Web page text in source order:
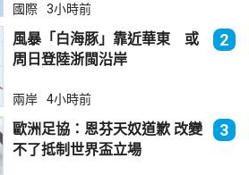
國際 3小時前
風暴「白海豚」靠近華東 或
周日登陸浙閩沿岸
2
兩岸 4小時前
歐洲足協：恩芬天奴道歉 改變
不了抵制世界盃立場
3